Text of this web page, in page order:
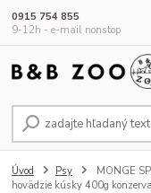
0915 754 855
9-12h - e-mail nonstop
Úvod Psy
MONGE
hovädzie kúsky 400g konzerva